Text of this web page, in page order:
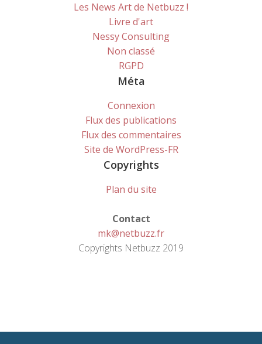
Les News Art de Netbuzz !
Livre d'art
Nessy Consulting
Non classé
RGPD
Méta
Connexion
Flux des publications
Flux des commentaires
Site de WordPress-FR
Copyrights
Plan du site
Contact
mk@netbuzz.fr
Copyrights Netbuzz 2019